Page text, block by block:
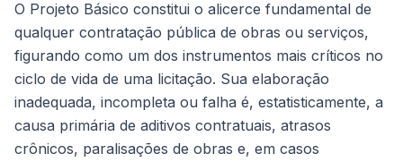
O Projeto Básico constitui o alicerce fundamental de
qualquer contratação pública de obras ou serviços,
figurando como um dos instrumentos mais críticos no
ciclo de vida de uma licitação. Sua elaboração
inadequada, incompleta ou falha é, estatisticamente, a
causa primária de aditivos contratuais, atrasos
crônicos, paralisações de obras e, em casos